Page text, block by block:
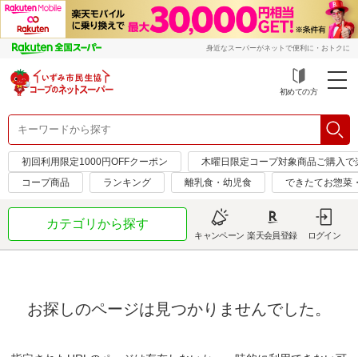
身近なスーパーがネットで便利に・おトクに
初めての方
初回利用限定1000円OFFクーポン
木曜日限定コープ対象商品ご購入
コープ商品
ランキング 離乳食・幼児食 できたてお惣菜
カテゴリから探す
キャンペーン 楽天会員登録 ログイン
お探しのページは見つかりませんでした。